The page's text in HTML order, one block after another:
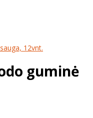
12vnt.
guminė